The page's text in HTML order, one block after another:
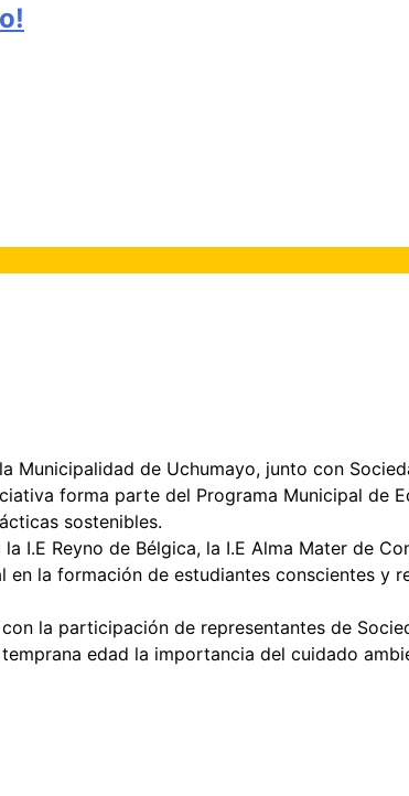
de Uchumayo, junto con
forma parte del Programa Municipal de
sostenibles.
Reyno de Bélgica, la I.E Alma Mater de
la formación de estudiantes conscientes y
la participación de representantes de
edad la importancia del cuidado